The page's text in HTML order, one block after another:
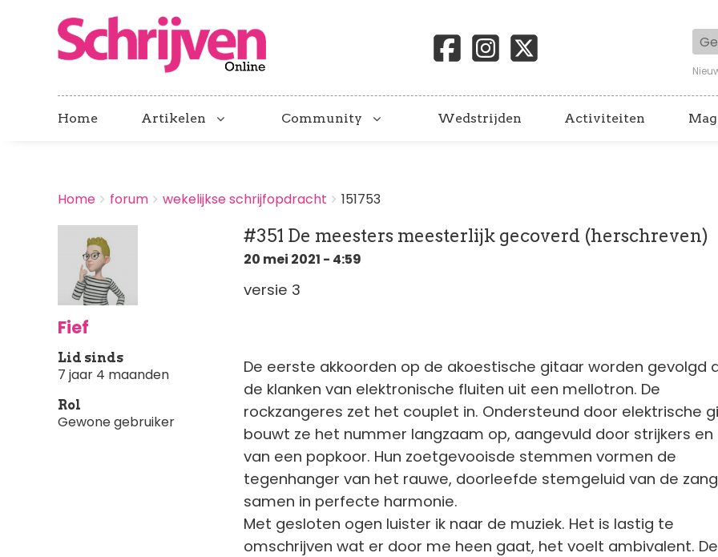
Home Artikelen Community Wedstrijden Activiteiten
BREADCRUMBS
You
here:
Home forum wekelijkse schrijfopdracht 151753
Fief
Lid sinds
7 jaar 4 maanden
Rol
Gewone gebruiker
#351 De meesters meesterlijk gecoverd (herschreven)
20 mei 2021 - 4:59
versie 3
De eerste akkoorden op de akoestische gitaar worden gevolgd
de klanken van elektronische fluiten uit een mellotron. De
rockzangeres zet het couplet in. Ondersteund door elektrische
bouwt ze het nummer langzaam op, aangevuld door strijkers en
van een popkoor. Hun zoetgevooisde stemmen vormen de
tegenhanger van het rauwe, doorleefde stemgeluid van de
samen in perfecte harmonie.
Met gesloten ogen luister ik naar de muziek. Het is lastig te
omschrijven wat er door me heen gaat, het voelt ambivalent. De